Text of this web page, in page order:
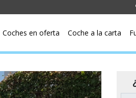
Coches en oferta Coche a la carta